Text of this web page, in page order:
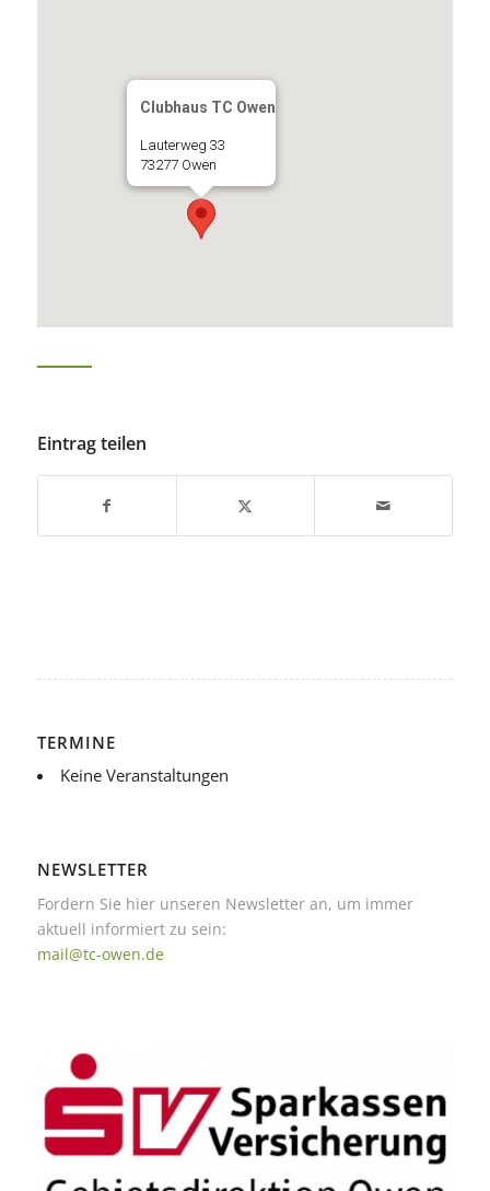
Clubhaus TC Owen
Lauterweg 33
73277 Owen
Eintrag teilen
TERMINE
Keine Veranstaltungen
NEWSLETTER
Fordern Sie hier unseren Newsletter an, um immer
aktuell informiert zu sein:
mail@tc-owen.de